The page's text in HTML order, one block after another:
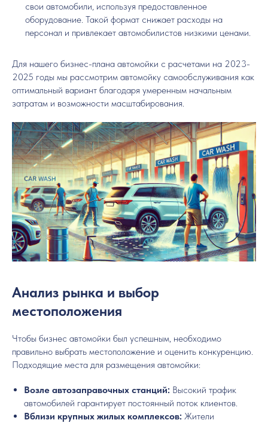
свои автомобили, используя предоставленное
оборудование. Такой формат снижает расходы на
персонал и привлекает автомобилистов низкими ценами.
Для нашего бизнес-плана автомойки с расчетами на 2023-
2025 годы мы рассмотрим автомойку самообслуживания как
оптимальный вариант благодаря умеренным начальным
затратам и возможности масштабирования.
Анализ рынка и выбор
местоположения
Чтобы бизнес автомойки был успешным, необходимо
правильно выбрать местоположение и оценить конкуренцию.
Подходящие места для размещения автомойки:
Возле автозаправочных станций: Высокий трафик
автомобилей гарантирует постоянный поток клиентов.
Вблизи крупных жилых комплексов: Жители